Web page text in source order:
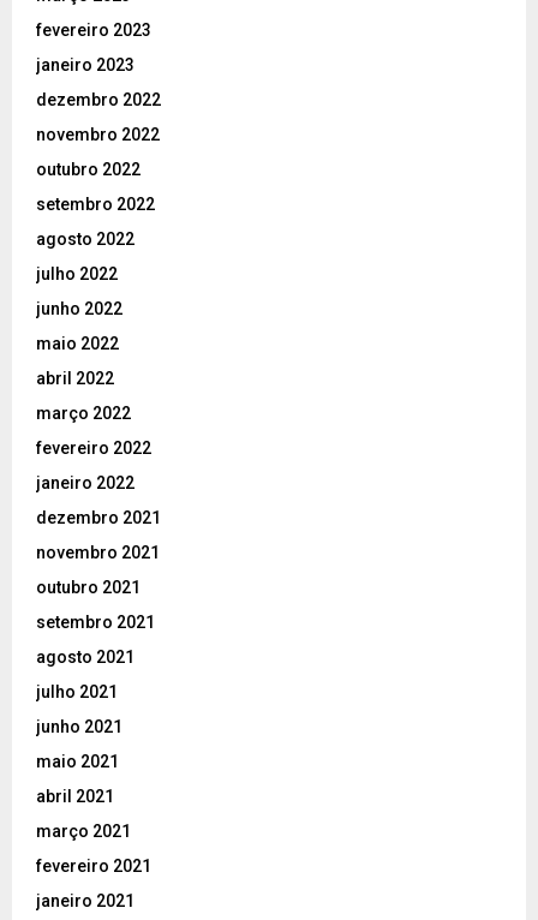
fevereiro 2023
janeiro 2023
dezembro 2022
novembro 2022
outubro 2022
setembro 2022
agosto 2022
julho 2022
junho 2022
maio 2022
abril 2022
março 2022
fevereiro 2022
janeiro 2022
dezembro 2021
novembro 2021
outubro 2021
setembro 2021
agosto 2021
julho 2021
junho 2021
maio 2021
abril 2021
março 2021
fevereiro 2021
janeiro 2021